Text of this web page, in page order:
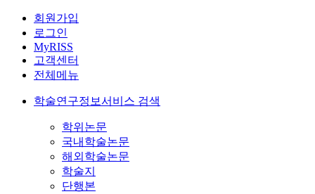
회원가입
로그인
MyRISS
고객센터
전체메뉴
학술연구정보서비스 검색
학위논문
국내학술논문
해외학술논문
학술지
단행본